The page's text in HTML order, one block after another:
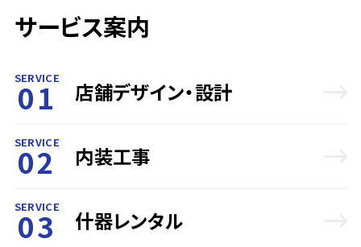
サービス案内
SERVICE
01 店舗デザイン・設計
SERVICE
02 内装工事
SERVICE
03 什器レンタル